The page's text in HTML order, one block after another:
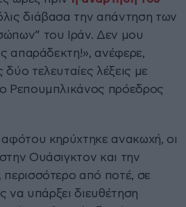
διάβασα την απάντηση των
του Ιράν. Δεν μου
απαράδεκτη!», ανέφερε,
τελευταίες λέξεις με
Ρεπουμπλικάνος πρόεδρος
κηρύχτηκε ανακωχή, οι
Ουάσιγκτον και την
από ποτέ, σε
να υπάρξει διευθέτηση